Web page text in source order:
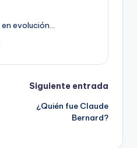
evolución...
Siguiente entrada
¿Quién fue Claude
Bernard?